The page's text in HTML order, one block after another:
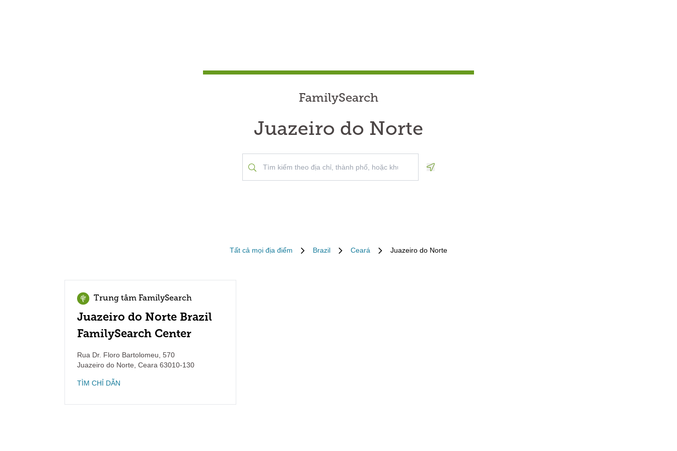
FamilySearch
Juazeiro do Norte
Tất cả mọi địa điểm Brazil Ceará Juazeiro do Norte
Trung tâm FamilySearch
Juazeiro do Norte Brazil
FamilySearch Center
Rua Dr. Floro Bartolomeu, 570
Juazeiro do Norte Ceara 63010-130
TÌM CHỈ DẪN